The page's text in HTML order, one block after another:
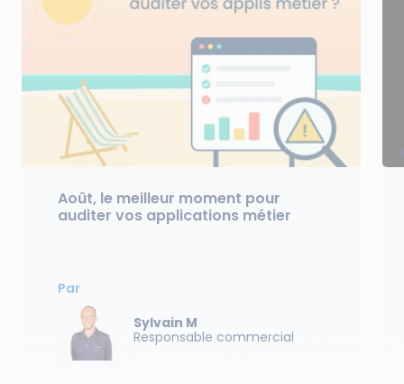
Août, le meilleur moment pour
auditer vos applications métier
Par
Sylvain M
Responsable commercial